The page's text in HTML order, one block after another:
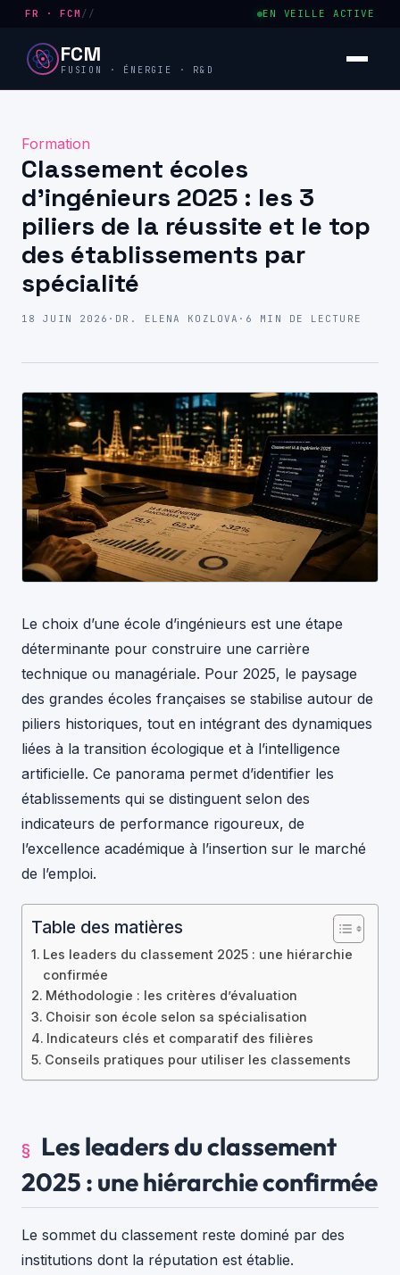
FR · FCM // EN VEILLE ACTIVE
FCM
FUSION · ÉNERGIE · R&D
Formation
Classement écoles
d’ingénieurs 2025 : les 3
piliers de la réussite et le top
des établissements par
spécialité
18 JUIN 2026 · DR. ELENA KOZLOVA · 6 MIN DE LECTURE
Le choix d’une école d’ingénieurs est une étape
déterminante pour construire une carrière
technique ou managériale. Pour 2025, le paysage
des grandes écoles françaises se stabilise autour de
piliers historiques, tout en intégrant des dynamiques
liées à la transition écologique et à l’intelligence
artificielle. Ce panorama permet d’identifier les
établissements qui se distinguent selon des
indicateurs de performance rigoureux, de
l’excellence académique à l’insertion sur le marché
de l’emploi.
Table des matières
Les leaders du classement 2025 : une hiérarchie
confirmée
Méthodologie : les critères d’évaluation
Choisir son école selon sa spécialisation
Indicateurs clés et comparatif des filières
Conseils pratiques pour utiliser les classements
Les leaders du classement
2025 : une hiérarchie confirmée
Le sommet du classement reste dominé par des
institutions dont la réputation est établie.